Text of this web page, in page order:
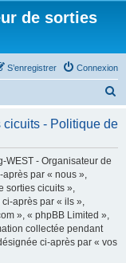
de sorties
Connexion
S’enregistrer
h
cicuits - Politique de
WEST - Organisateur de
par « nous »,
sorties cicuits »,
après par « ils »,
», « phpBB Limited »,
collectée pendant
ci-après par « vos